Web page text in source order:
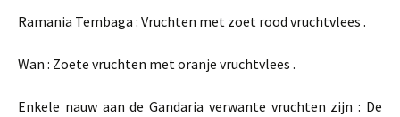
Ramania Tembaga : Vruchten met zoet rood vruchtvlees .
Wan : Zoete vruchten met oranje vruchtvlees .
Enkele nauw aan de Gandaria verwante vruchten zijn : De